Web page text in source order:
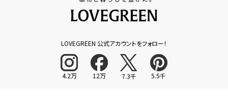
LOVEGREEN 公式アカウントをフォロー！
4.2万 12万 7.3千 5.5千